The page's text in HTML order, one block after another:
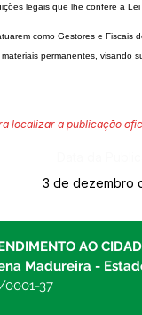
legais que lhe confere a
como Gestores e Fiscais
permanentes, visando
localizar a publicação
3 de dezembro
AO
Madureira -
0001-37